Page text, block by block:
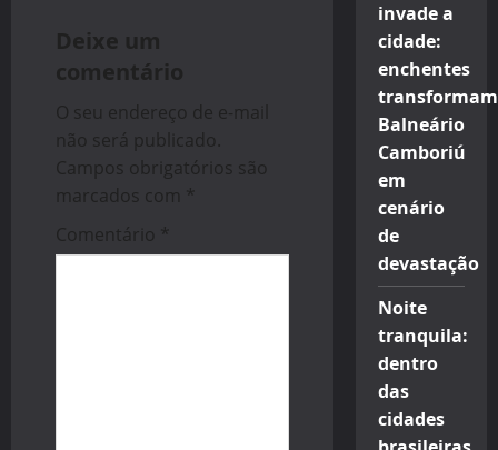
g
a
t
i
o
n
Deixe um
comentário
O seu endereço de e-mail
não será publicado.
Campos obrigatórios são
marcados com *
Comentário *
invade a
cidade:
enchentes
transformam
Balneário
Camboriú
em
cenário
de
devastação
Noite
tranquila:
dentro
das
cidades